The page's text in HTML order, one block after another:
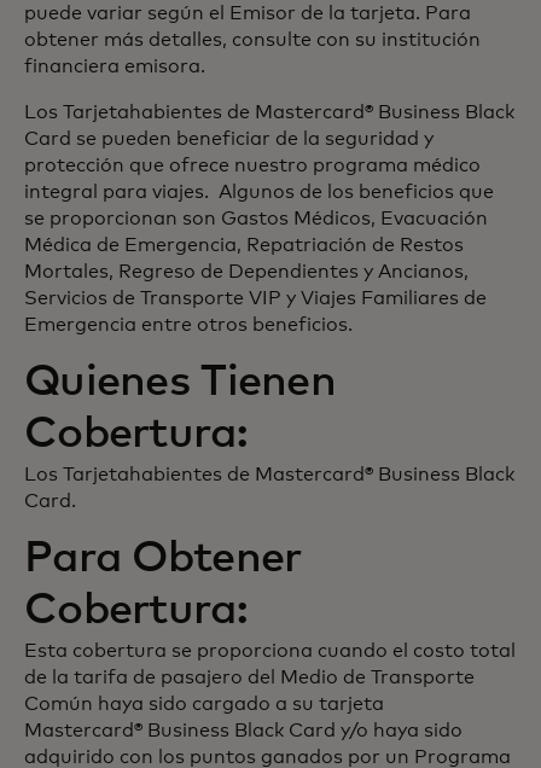
puede variar según el Emisor de la tarjeta. Para
obtener más detalles, consulte con su institución
financiera emisora.
Los Tarjetahabientes de Mastercard® Business Black
Card se pueden beneficiar de la seguridad y
protección que ofrece nuestro programa médico
integral para viajes. Algunos de los beneficios que
se proporcionan son Gastos Médicos, Evacuación
Médica de Emergencia, Repatriación de Restos
Mortales, Regreso de Dependientes y Ancianos,
Servicios de Transporte VIP y Viajes Familiares de
Emergencia entre otros beneficios.
Quienes Tienen
Cobertura:
Los Tarjetahabientes de Mastercard® Business Black
Card.
Para Obtener
Cobertura:
Esta cobertura se proporciona cuando el costo total
de la tarifa de pasajero del Medio de Transporte
Común haya sido cargado a su tarjeta
Mastercard® Business Black Card y/o haya sido
adquirido con los puntos ganados por un Programa